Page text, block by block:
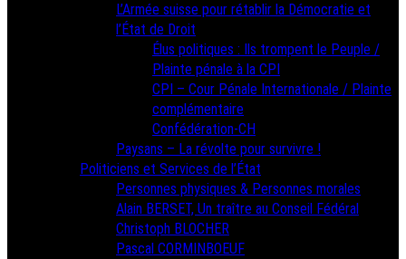
L’Armée suisse pour rétablir la Démocratie et
l’État de Droit
Élus politiques : Ils trompent le Peuple /
Plainte pénale à la CPI
CPI – Cour Pénale Internationale / Plainte
complémentaire
Confédération-CH
Paysans – La révolte pour survivre !
Politiciens et Services de l’État
Personnes physiques & Personnes morales
Alain BERSET, Un traître au Conseil Fédéral
Christoph BLOCHER
Pascal CORMINBOEUF